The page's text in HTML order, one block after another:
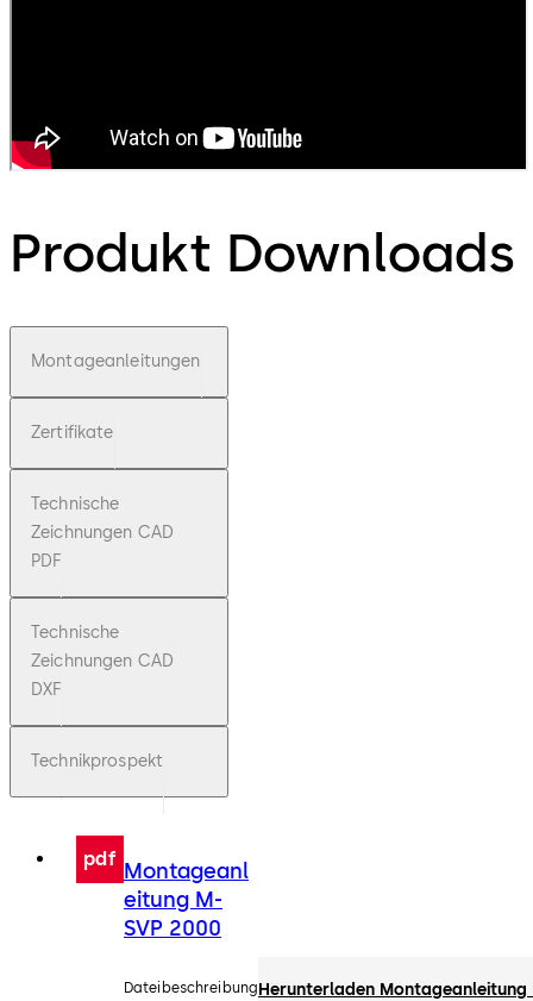
Produkt Downloads
Montageanleitungen
Zertifikate
Technische
Zeichnungen CAD
PDF
Technische
Zeichnungen CAD
DXF
Technikprospekt
pdf Montageanl
eitung M-
SVP 2000
DateibeschreibungHerunterladen Montageanleitung